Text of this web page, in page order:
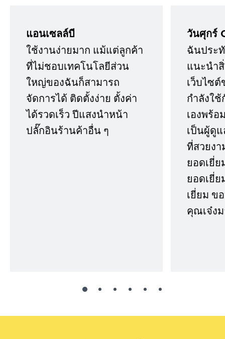
แอนเซลล์บี
ใช้งานง่ายมาก แม้แต่ลูกค้า
ที่ไม่ชอบเทคโนโลยีส่วน
ใหญ่ของฉันก็สามารถ
จัดการได้ ติดตั้งง่าย ตั้งค่า
ได้รวดเร็ว ปีแสงนำหน้า
ปลั๊กอินร้านค้าอื่น ๆ
วันศุกร์
ฉันประ
แนะนำ
เว็บไซ
กำลังใ
เองพร้
เป็นผู้ดูแ
ที่สวยง
ยอดเยี่ย
ยอดเยี่
เยี่ยม ข
คุณเจ๋ง